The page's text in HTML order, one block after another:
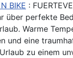
BIKE :
über perfekte
Warme
und eine
zu einem